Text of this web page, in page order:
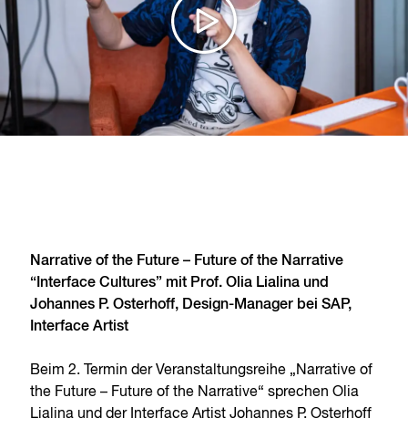
Narrative of the Future – Future of the Narrative
“Interface Cultures” mit Prof. Olia Lialina und
Johannes P. Osterhoff, Design-Manager bei SAP,
Interface Artist
Beim 2. Termin der Veranstaltungsreihe „Narrative of
the Future – Future of the Narrative“ sprechen Olia
Lialina und der Interface Artist Johannes P. Osterhoff